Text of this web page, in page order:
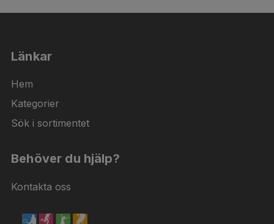
Länkar
Hem
Kategorier
Sök i sortimentet
Behöver du hjälp?
Kontakta oss